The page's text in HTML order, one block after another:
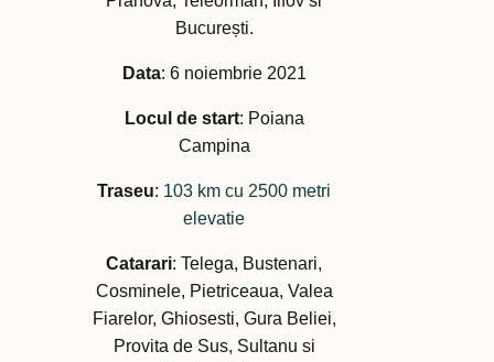
București.
Data: 6 noiembrie 2021
Locul de start: Poiana
Campina
Traseu: 103 km cu 2500 metri
elevatie
Catarari: Telega, Bustenari,
Cosminele, Pietriceaua, Valea
Fiarelor, Ghiosesti, Gura Beliei,
Provita de Sus, Sultanu si